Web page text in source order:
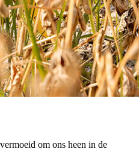
om ons heen in de